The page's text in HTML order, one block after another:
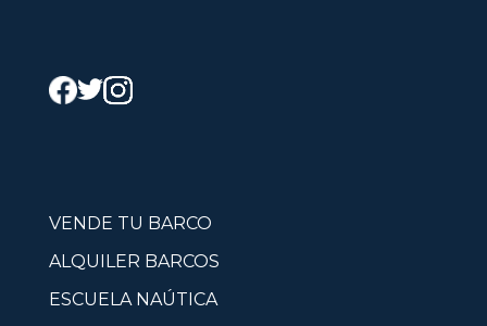
VENDE TU BARCO
ALQUILER BARCOS
ESCUELA NAÚTICA